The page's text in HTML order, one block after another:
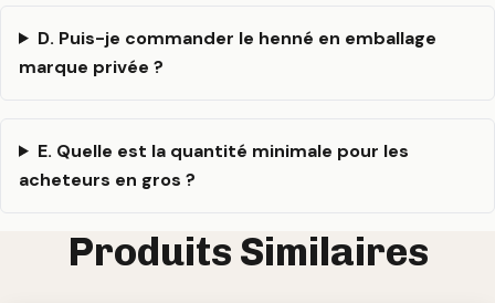
D. Puis-je commander le henné en emballage
marque privée ?
E. Quelle est la quantité minimale pour les
acheteurs en gros ?
Produits Similaires